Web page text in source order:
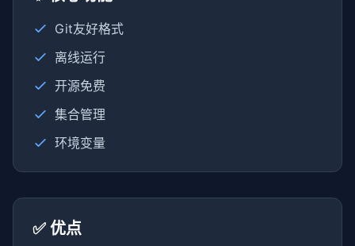
Git友好格式
离线运行
开源免费
集合管理
环境变量
✅ 优点